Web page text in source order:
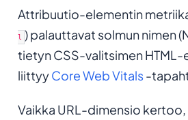
Attribuutio-elementin
l ) palauttavat solmun nimen
tietyn CSS-valitsimen
liittyyCore Web Vitals-
Vaikka URL-dimensio kertoo,